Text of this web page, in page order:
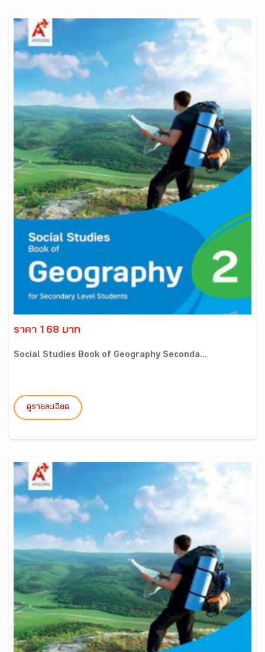
ราคา 168 บาท
Social Studies Book of Geography Seconda...
ดูรายละเอียด